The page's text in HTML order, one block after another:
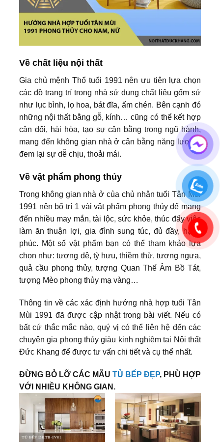
Về chất liệu nội thất
Gia chủ mệnh Thổ tuổi 1991 nên ưu tiên lựa chọn
các đồ trang trí trong nhà sử dụng chất liệu gốm sứ
như lục bình, lọ hoa, bát đĩa, ấm chén. Bên cạnh đó
những nội thất bằng gỗ, kính… cũng có thể kết hợp
cân đối, hài hòa, tạo sự cân bằng trong ngũ hành,
mang đến không gian nhà ở cân bằng năng lượng,
đem lại sự dễ chịu, thoải mái.
Về vật phẩm phong thủy
Trong không gian nhà ở của chủ nhân tuổi Tân Mùi
1991 nên bố trí 1 vài vật phẩm phong thủy để mang
đến nhiều may mắn, tài lộc, sức khỏe, thúc đẩy việc
làm ăn thuận lợi, gia đình sung túc, đủ đầy, hạnh
phúc. Một số vật phẩm bạn có thể tham khảo lựa
chọn như: tượng dê, tỳ hưu, thiềm thừ, tượng ngựa,
quả cầu phong thủy, tượng Quan Thế Âm Bồ Tát,
tượng Mèo phong thủy mạ vàng…
Thông tin về các xác định hướng nhà hợp tuổi Tân
Mùi 1991 đã được cập nhật trong bài viết. Nếu có
bất cứ thắc mắc nào, quý vị có thể liên hệ đến các
chuyên gia phong thủy giàu kinh nghiệm tại Nội thất
Đức Khang để được tư vấn chi tiết và cụ thể nhất.
ĐỪNG BỎ LỠ CÁC MẪU TỦ BẾP ĐẸP, PHÙ HỢP
VỚI NHIỀU KHÔNG GIAN.